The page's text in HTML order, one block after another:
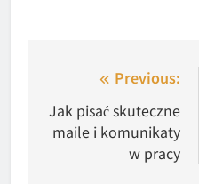
Nawigacja
wpisu
Previous:
Jak pisać skuteczne
maile i komunikaty
w pracy